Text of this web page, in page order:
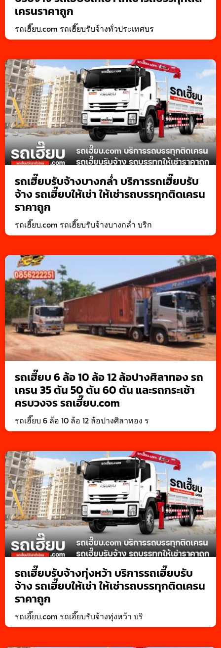
เครนราคาถูก
รถเฮี๊ยบ.com รถเฮี๊ยบรับจ้างทั่วประเทศบร
รถเฮี๊ยบรับจ้างบางกล่ำ บริการรถเฮี๊ยบรับ
จ้าง รถเฮี๊ยบให้เช่า ให้เช่ารถบรรทุกติดเครน
ราคาถูก
รถเฮี๊ยบ.com รถเฮี๊ยบรับจ้างบางกล่ำ บริก
รถเฮี๊ยบ 6 ล้อ 10 ล้อ 12 ล้อปางศิลาทอง รถ
เครน 35 ตัน 50 ตัน 60 ตัน และรถกระเช้า
ครบวงจร รถเฮี๊ยบ.com
รถเฮี๊ยบ 6 ล้อ 10 ล้อ 12 ล้อปางศิลาทอง ร
รถเฮี๊ยบรับจ้างทุ่งหว้า บริการรถเฮี๊ยบรับ
จ้าง รถเฮี๊ยบให้เช่า ให้เช่ารถบรรทุกติดเครน
ราคาถูก
รถเฮี๊ยบ.com รถเฮี๊ยบรับจ้างทุ่งหว้า บริ